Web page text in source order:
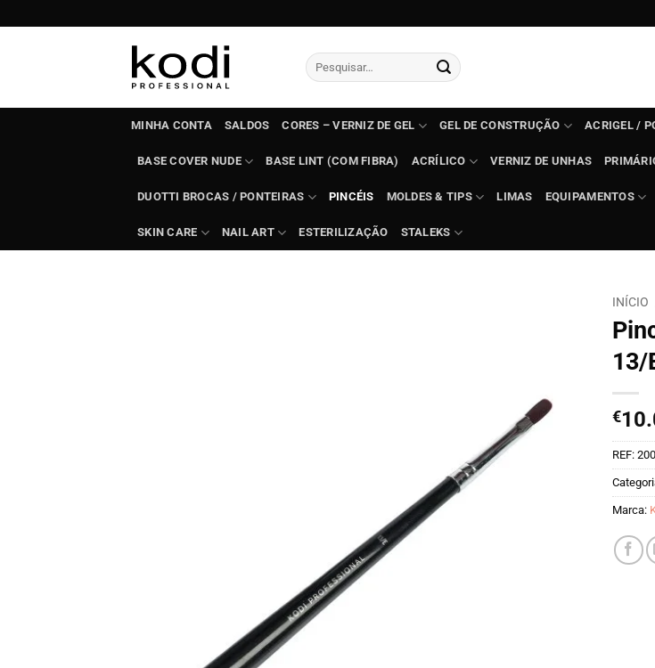
to
Pesquisar
por:
MINHA CONTA SALDOS CORES – VERNIZ DE GEL GEL DE CONSTRUÇÃO ACRIGEL /
BASE COVER NUDE BASE LINT (COM FIBRA) ACRÍLICO VERNIZ DE UNHAS
DUOTTI BROCAS / PONTEIRAS PINCÉIS MOLDES & TIPS LIMAS EQUIPAMENTOS
SKIN CARE NAIL ART ESTERILIZAÇÃO STALEKS
INÍCIO
13/
€
REF:
Marca: